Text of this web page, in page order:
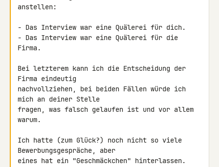
anstellen:
- Das Interview war eine Quälerei für dich.
- Das Interview war eine Quälerei für die
Firma.
Bei letzterem kann ich die Entscheidung der
Firma eindeutig
nachvollziehen, bei beiden Fällen würde ich
mich an deiner Stelle
fragen, was falsch gelaufen ist und vor allem
warum.
Ich hatte (zum Glück?) noch nicht so viele
Bewerbungsgespräche, aber
eines hat ein "Geschmäckchen" hinterlassen.